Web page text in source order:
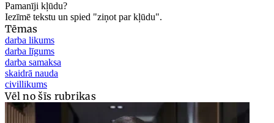
Pamanīji kļūdu?
Iezīmē tekstu un spied "ziņot par kļūdu".
Tēmas
darba likums
darba līgums
darba samaksa
skaidrā nauda
civillikums
Vēl no šīs rubrikas